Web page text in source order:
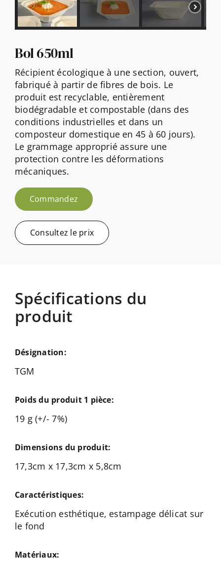
Contactez
Bol 650ml
Récipient écologique à une section, ouvert,
fabriqué à partir de fibres de bois. Le
produit est recyclable, entièrement
biodégradable et compostable (dans des
conditions industrielles et dans un
composteur domestique en 45 à 60 jours).
Le grammage approprié assure une
protection contre les déformations
mécaniques.
Commandez
Consultez le prix
Spécifications du
produit
Désignation:
TGM
Poids du produit 1 pièce:
19 g (+/- 7%)
Dimensions du produit:
17,3cm x 17,3cm x 5,8cm
Caractéristiques:
Exécution esthétique, estampage délicat sur
le fond
Matériaux: